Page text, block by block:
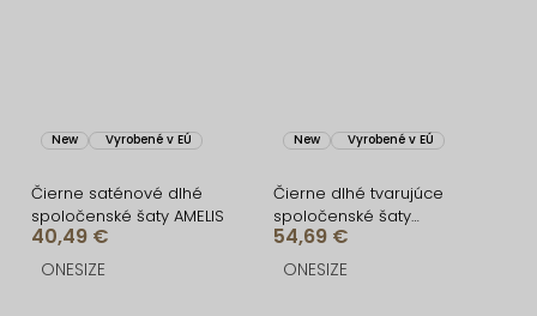
New Vyrobené v EÚ
Čierne saténové dlhé
spoločenské šaty AMELIS
40,49 €
ONESIZE
New Vyrobené v EÚ
Čierne dlhé tvarujúce
spoločenské šaty
FRUESTA
54,69 €
ONESIZE